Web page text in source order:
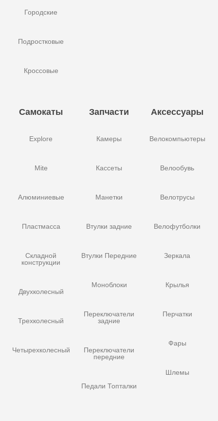
Городские
Подростковые
Кроссовые
Самокаты
Explore
Mite
Алюминиевые
Пластмасса
Складной
конструкции
Двухколесный
Трехколесный
Четырехколесный
Запчасти
Камеры
Кассеты
Манетки
Втулки задние
Втулки Передние
Моноблоки
Переключатели
задние
Переключатели
передние
Педали Топталки
Аксессуары
Велокомпьютеры
Велообувь
Велотрусы
Велофутболки
Зеркала
Крылья
Перчатки
Фары
Шлемы